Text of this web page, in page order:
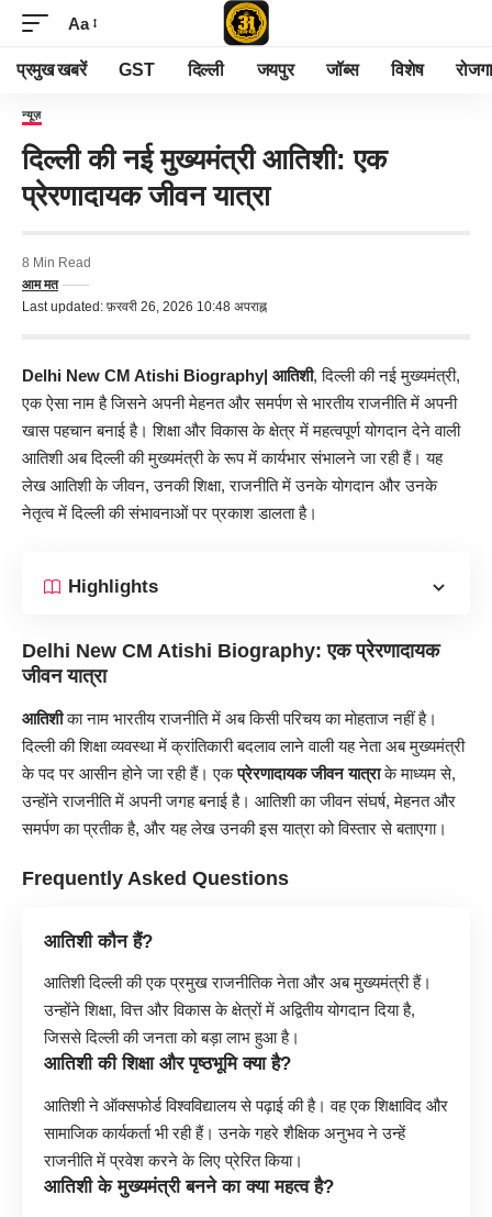
Aa
प्रमुख खबरें GST दिल्ली जयपुर जॉब्स विशेष
न्यूज़
दिल्ली की नई मुख्यमंत्री आतिशी: एक
प्रेरणादायक जीवन यात्रा
Last updated: फ़रवरी 26, 2026 10:48 अपराह्न
आम मत
8 Min Read
Delhi New CM Atishi Biography| आतिशी, दिल्ली की नई मुख्यमंत्री,
एक ऐसा नाम है जिसने अपनी मेहनत और समर्पण से भारतीय राजनीति में अपनी
खास पहचान बनाई है। शिक्षा और विकास के क्षेत्र में महत्वपूर्ण योगदान देने वाली
आतिशी अब दिल्ली की मुख्यमंत्री के रूप में कार्यभार संभालने जा रही हैं। यह
लेख आतिशी के जीवन, उनकी शिक्षा, राजनीति में उनके योगदान और उनके
नेतृत्व में दिल्ली की संभावनाओं पर प्रकाश डालता है।
Highlights
Delhi New CM Atishi Biography: एक प्रेरणादायक
जीवन यात्रा
आतिशीका नाम भारतीय राजनीति में अब किसी परिचय का मोहताज नहीं है।
दिल्ली की शिक्षा व्यवस्था में क्रांतिकारी बदलाव लाने वाली यह नेता अब मुख्यमंत्री
के पद पर आसीन होने जा रही हैं। एकप्रेरणादायक जीवन यात्राके माध्यम से,
उन्होंने राजनीति में अपनी जगह बनाई है। आतिशी का जीवन संघर्ष, मेहनत और
समर्पण का प्रतीक है, और यह लेख उनकी इस यात्रा को विस्तार से बताएगा।
Frequently Asked Questions
आतिशी कौन हैं?
आतिशी दिल्ली की एक प्रमुख राजनीतिक नेता और अब मुख्यमंत्री हैं।
उन्होंने शिक्षा, वित्त और विकास के क्षेत्रों में अद्वितीय योगदान दिया है,
जिससे दिल्ली की जनता को बड़ा लाभ हुआ है।
आतिशी की शिक्षा और पृष्ठभूमि क्या है?
आतिशी ने ऑक्सफोर्ड विश्वविद्यालय से पढ़ाई की है। वह एक शिक्षाविद और
सामाजिक कार्यकर्ता भी रही हैं। उनके गहरे शैक्षिक अनुभव ने उन्हें
राजनीति में प्रवेश करने के लिए प्रेरित किया।
आतिशी के मुख्यमंत्री बनने का क्या महत्व है?